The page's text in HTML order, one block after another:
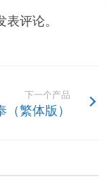
评论。
下一个产品
繁体版）